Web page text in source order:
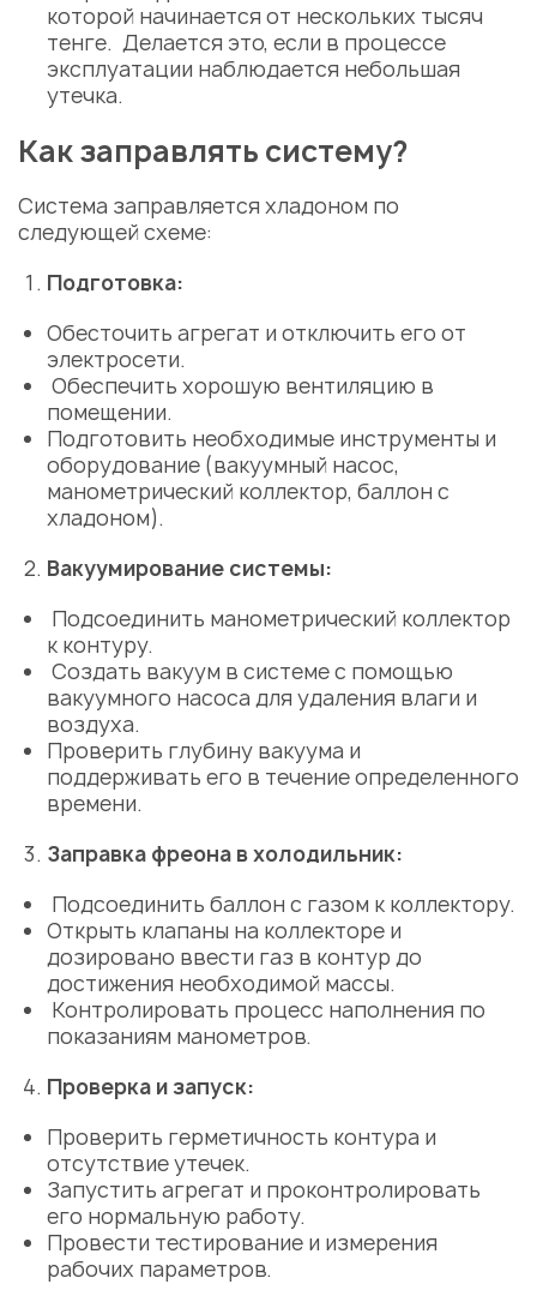
которой начинается от нескольких тысяч
тенге. Делается это, если в процессе
эксплуатации наблюдается небольшая
утечка.
Как заправлять систему?
Система заправляется хладоном по
следующей схеме:
Подготовка:
Обесточить агрегат и отключить его от
электросети.
Обеспечить хорошую вентиляцию в
помещении.
Подготовить необходимые инструменты и
оборудование (вакуумный насос,
манометрический коллектор, баллон с
хладоном).
Вакуумирование системы:
Подсоединить манометрический коллектор
к контуру.
Создать вакуум в системе с помощью
вакуумного насоса для удаления влаги и
воздуха.
Проверить глубину вакуума и
поддерживать его в течение определенного
времени.
Заправка фреона в холодильник:
Подсоединить баллон с газом к коллектору.
Открыть клапаны на коллекторе и
дозировано ввести газ в контур до
достижения необходимой массы.
Контролировать процесс наполнения по
показаниям манометров.
Проверка и запуск:
Проверить герметичность контура и
отсутствие утечек.
Запустить агрегат и проконтролировать
его нормальную работу.
Провести тестирование и измерения
рабочих параметров.